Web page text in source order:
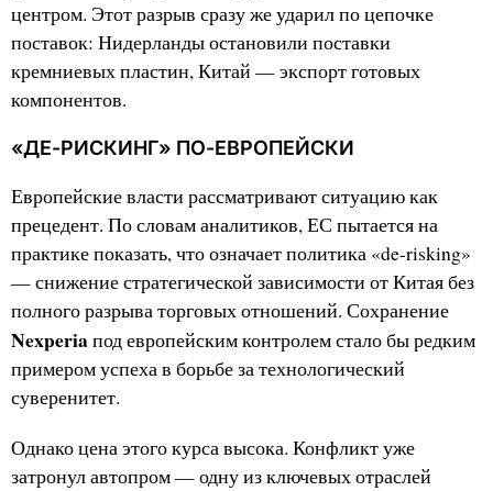
центром. Этот разрыв сразу же ударил по цепочке
поставок: Нидерланды остановили поставки
кремниевых пластин, Китай — экспорт готовых
компонентов.
«ДЕ-РИСКИНГ» ПО-ЕВРОПЕЙСКИ
Европейские власти рассматривают ситуацию как
прецедент. По словам аналитиков, ЕС пытается на
практике показать, что означает политика «de-risking»
— снижение стратегической зависимости от Китая без
полного разрыва торговых отношений. Сохранение
Nexperiaпод европейским контролем стало бы редким
примером успеха в борьбе за технологический
суверенитет.
Однако цена этого курса высока. Конфликт уже
затронул автопром — одну из ключевых отраслей